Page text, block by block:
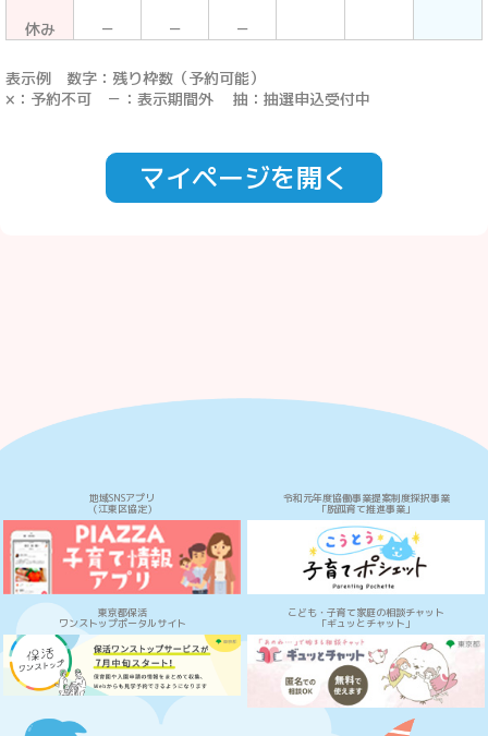
休み － － －
表示例 数字：残り枠数（予約可能）
×：予約不可 －：表示期間外 抽：抽選申込受付中
マイページを開く
地域SNSアプリ
（江東区協定）
令和元年度協働事業提案制度採択事業
「脱孤育て推進事業」
東京都保活
ワンストップポータルサイト
こども・子育て家庭の相談チャット
「ギュッとチャット」